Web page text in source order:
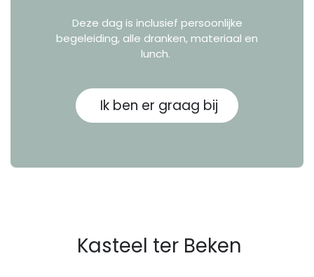
Deze dag is inclusief persoonlijke
begeleiding, alle dranken, materiaal en
lunch.
Ik ben er graag bij
Kasteel ter Beken